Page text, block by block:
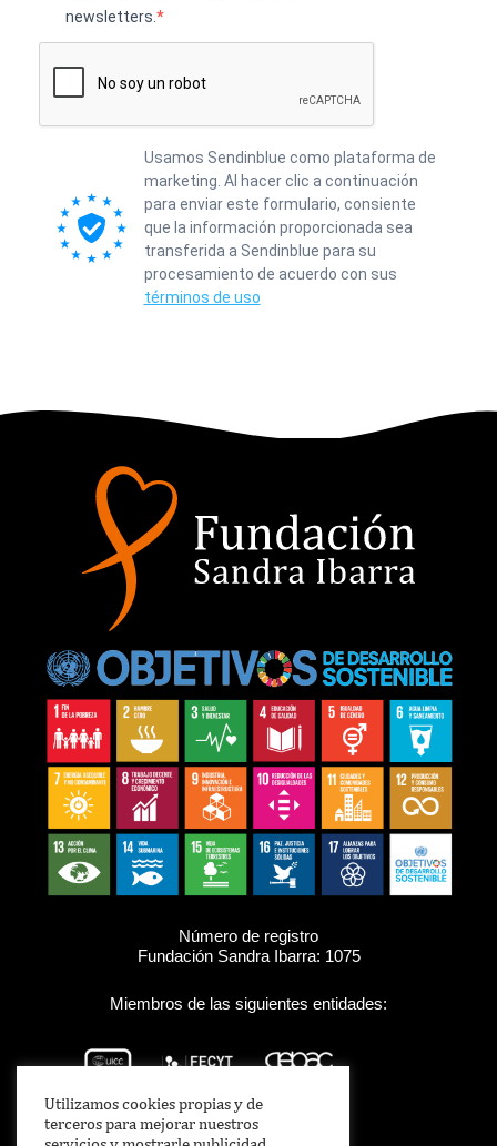
newsletters.
Usamos Sendinblue como plataforma de
marketing. Al hacer clic a continuación
para enviar este formulario, consiente
que la información proporcionada sea
transferida a Sendinblue para su
procesamiento de acuerdo con sus
términos de uso
Número de registro
Fundación Sandra Ibarra: 1075
Miembros de las siguientes entidades:
Utilizamos cookies propias y de
terceros para mejorar nuestros